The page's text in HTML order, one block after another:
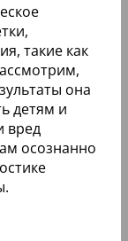
такие как
она
детям и
вред
осознанно